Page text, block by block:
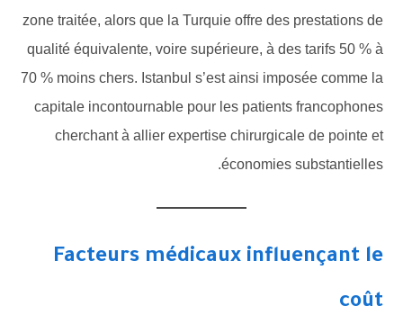
zone traitée, alors que la Turquie offre des prestations de
qualité équivalente, voire supérieure, à des tarifs 50 % à
70 % moins chers. Istanbul s’est ainsi imposée comme la
capitale incontournable pour les patients francophones
cherchant à allier expertise chirurgicale de pointe et
économies substantielles.
Facteurs médicaux influençant le
coût